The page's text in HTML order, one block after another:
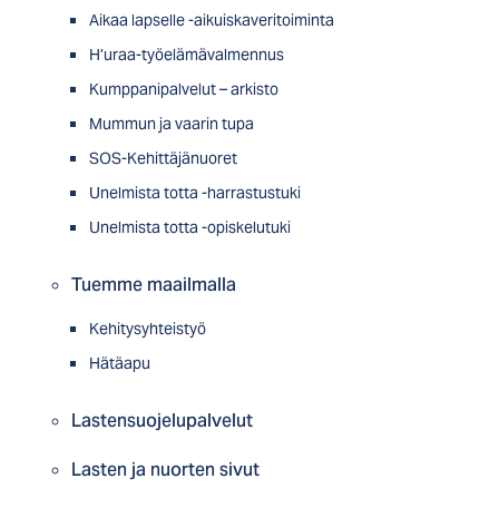
Aikaa lapselle -aikuiskaveritoiminta
H’uraa-työelämävalmennus
Kumppanipalvelut – arkisto
Mummun ja vaarin tupa
SOS-Kehittäjänuoret
Unelmista totta -harrastustuki
Unelmista totta -opiskelutuki
Tuemme maailmalla
Kehitysyhteistyö
Hätäapu
Lastensuojelupalvelut
Lasten ja nuorten sivut